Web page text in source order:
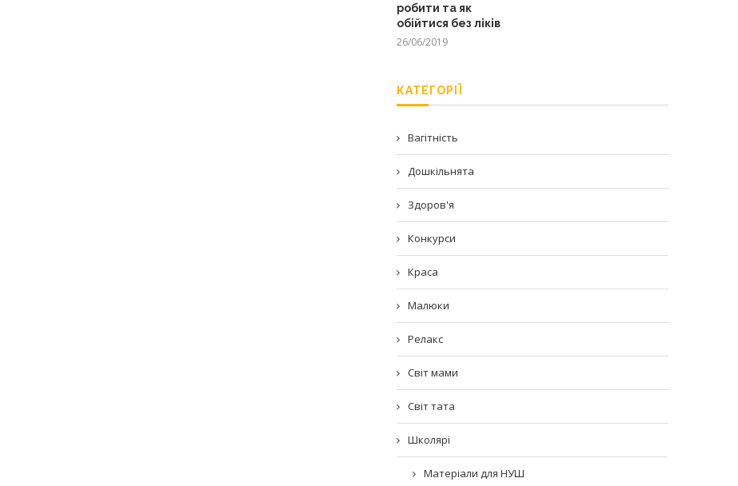
робити та як
обійтися без ліків
26/06/2019
КАТЕГОРІЇ
Вагітність
Дошкільнята
Здоров'я
Конкурси
Краса
Малюки
Релакс
Світ мами
Світ тата
Школярі
Матеріали для НУШ